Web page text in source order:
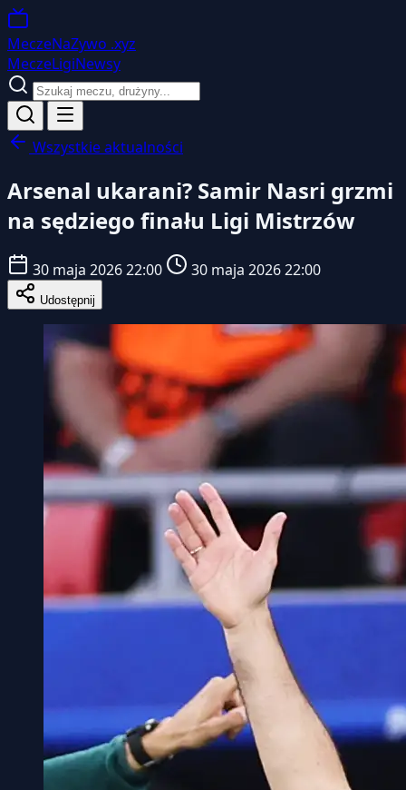
MeczeNaZywo .xyz
MeczeLigiNewsy
Wszystkie aktualności
Arsenal ukarani? Samir Nasri grzmi
na sędziego finału Ligi Mistrzów
30 maja 2026 22:00 30 maja 2026 22:00
Udostępnij